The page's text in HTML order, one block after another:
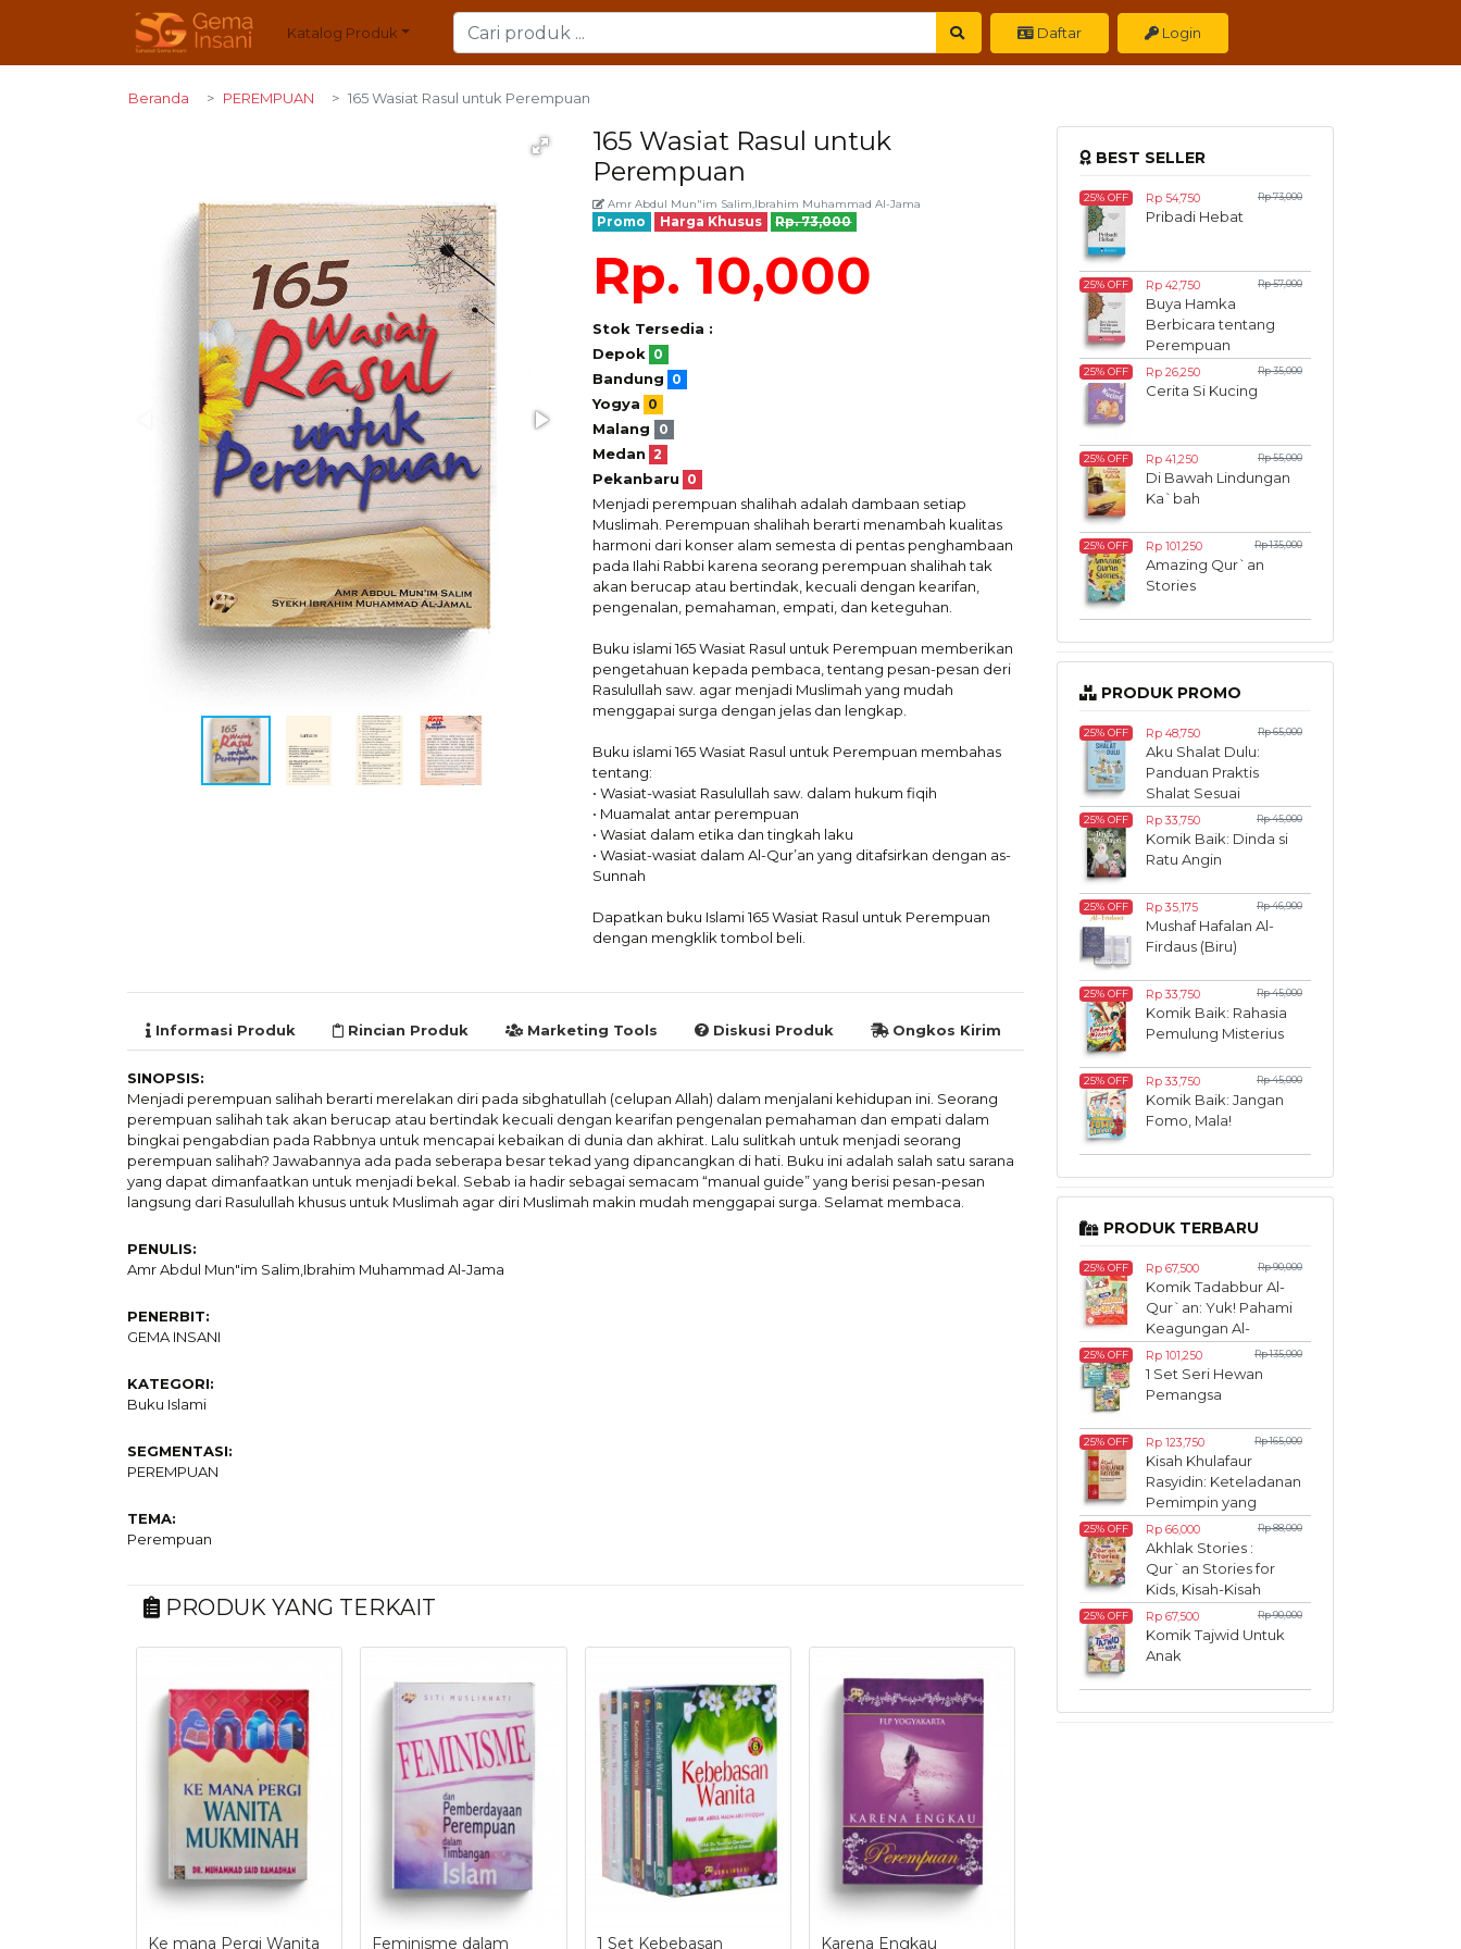
Katalog Produk Daftar Login
Beranda PEREMPUAN 165 Wasiat Rasul untuk Perempuan
165 Wasiat Rasul untuk
Perempuan
Amr Abdul Mun"im Salim,Ibrahim Muhammad Al-Jama
Promo Harga Khusus Rp. 73,000
Rp. 10,000
Stok Tersedia :
Depok 0
Bandung 0
Yogya 0
Malang 0
Medan 2
Pekanbaru 0
Menjadi perempuan shalihah adalah dambaan setiap
Muslimah. Perempuan shalihah berarti menambah kualitas
harmoni dari konser alam semesta di pentas penghambaan
pada Ilahi Rabbi karena seorang perempuan shalihah tak
akan berucap atau bertindak, kecuali dengan kearifan,
pengenalan, pemahaman, empati, dan keteguhan.
Buku islami 165 Wasiat Rasul untuk Perempuan memberikan
pengetahuan kepada pembaca, tentang pesan-pesan deri
Rasulullah saw. agar menjadi Muslimah yang mudah
menggapai surga dengan jelas dan lengkap.
Buku islami 165 Wasiat Rasul untuk Perempuan membahas
tentang:
• Wasiat-wasiat Rasulullah saw. dalam hukum fiqih
• Muamalat antar perempuan
• Wasiat dalam etika dan tingkah laku
• Wasiat-wasiat dalam Al-Qur’an yang ditafsirkan dengan as-
Sunnah
Dapatkan buku Islami 165 Wasiat Rasul untuk Perempuan
dengan mengklik tombol beli.
Informasi Produk Rincian Produk Marketing Tools Diskusi Produk Ongkos Kirim
SINOPSIS:
Menjadi perempuan salihah berarti merelakan diri pada sibghatullah (celupan Allah) dalam menjalani kehidupan ini. Seorang
perempuan salihah tak akan berucap atau bertindak kecuali dengan kearifan pengenalan pemahaman dan empati dalam
bingkai pengabdian pada Rabbnya untuk mencapai kebaikan di dunia dan akhirat. Lalu sulitkah untuk menjadi seorang
perempuan salihah? Jawabannya ada pada seberapa besar tekad yang dipancangkan di hati. Buku ini adalah salah satu sarana
yang dapat dimanfaatkan untuk menjadi bekal. Sebab ia hadir sebagai semacam “manual guide” yang berisi pesan-pesan
langsung dari Rasulullah khusus untuk Muslimah agar diri Muslimah makin mudah menggapai surga. Selamat membaca.
PENULIS:
Amr Abdul Mun"im Salim,Ibrahim Muhammad Al-Jama
PENERBIT:
GEMA INSANI
KATEGORI:
Buku Islami
SEGMENTASI:
PEREMPUAN
TEMA:
Perempuan
PRODUK YANG TERKAIT
Ke mana Pergi Wanita Feminisme dalam 1 Set Kebebasan Karena Engkau
BEST SELLER
25% OFF Rp 54,750 Rp 73,000
Pribadi Hebat
25% OFF Rp 42,750 Rp 57,000
Buya Hamka
Berbicara tentang
Perempuan
25% OFF Rp 26,250 Rp 35,000
Cerita Si Kucing
25% OFF Rp 41,250 Rp 55,000
Di Bawah Lindungan
Ka`bah
25% OFF Rp 101,250 Rp 135,000
Amazing Qur`an
Stories
PRODUK PROMO
25% OFF Rp 48,750 Rp 65,000
Aku Shalat Dulu:
Panduan Praktis
Shalat Sesuai
Madzhab Syafii
25% OFF Rp 33,750 Rp 45,000
Komik Baik: Dinda si
Ratu Angin
25% OFF Rp 35,175 Rp 46,900
Mushaf Hafalan Al-
Firdaus (Biru)
25% OFF Rp 33,750 Rp 45,000
Komik Baik: Rahasia
Pemulung Misterius
25% OFF Rp 33,750 Rp 45,000
Komik Baik: Jangan
Fomo, Mala!
PRODUK TERBARU
25% OFF Rp 67,500 Rp 90,000
Komik Tadabbur Al-
Qur`an: Yuk! Pahami
Keagungan Al-
Qur`an Sedari Kecil
25% OFF Rp 101,250 Rp 135,000
1 Set Seri Hewan
Pemangsa
25% OFF Rp 123,750 Rp 165,000
Kisah Khulafaur
Rasyidin: Keteladanan
Pemimpin yang
Inspiratif
25% OFF Rp 66,000 Rp 88,000
Akhlak Stories :
Qur`an Stories for
Kids, Kisah-Kisah
Akhlak dalam Al-
Qur`an
25% OFF Rp 67,500 Rp 90,000
Komik Tajwid Untuk
Anak